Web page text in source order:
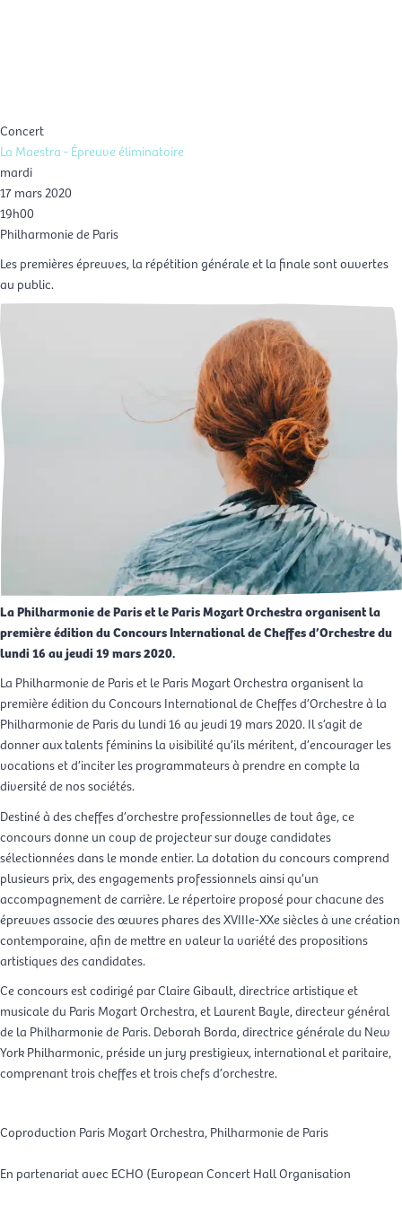
Concert
La Maestra - Épreuve éliminatoire
mardi
17 mars 2020
19h00
Philharmonie de Paris
Les premières épreuves, la répétition générale et la finale sont ouvertes
au public.
La Philharmonie de Paris et le Paris Mozart Orchestra organisent la
première édition du Concours International de Cheffes d’Orchestre du
lundi 16 au jeudi 19 mars 2020.
La Philharmonie de Paris et le Paris Mozart Orchestra organisent la
première édition du Concours International de Cheffes d’Orchestre à la
Philharmonie de Paris du lundi 16 au jeudi 19 mars 2020. Il s’agit de
donner aux talents féminins la visibilité qu’ils méritent, d’encourager les
vocations et d’inciter les programmateurs à prendre en compte la
diversité de nos sociétés.
Destiné à des cheffes d’orchestre professionnelles de tout âge, ce
concours donne un coup de projecteur sur douze candidates
sélectionnées dans le monde entier. La dotation du concours comprend
plusieurs prix, des engagements professionnels ainsi qu’un
accompagnement de carrière. Le répertoire proposé pour chacune des
épreuves associe des œuvres phares des XVIIIe-XXe siècles à une création
contemporaine, afin de mettre en valeur la variété des propositions
artistiques des candidates.
Ce concours est codirigé par Claire Gibault, directrice artistique et
musicale du Paris Mozart Orchestra, et Laurent Bayle, directeur général
de la Philharmonie de Paris. Deborah Borda, directrice générale du New
York Philharmonic, préside un jury prestigieux, international et paritaire,
comprenant trois cheffes et trois chefs d’orchestre.
Coproduction Paris Mozart Orchestra, Philharmonie de Paris
En partenariat avec ECHO (European Concert Hall Organisation